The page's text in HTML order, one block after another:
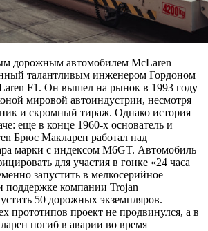
дорожным автомобилем McLaren
талантливым инженером Гордоном
F1. Он вышел на рынок в 1993 году
мировой автоиндустрии, несмотря
и скромный тираж. Однако история
еще в конце 1960-х основатель и
Брюс Макларен работал над
марки с индексом M6GT. Автомобиль
для участия в гонке «24 часа
запустить в мелкосерийное
поддержке компании Trojan
50 дорожных экземпляров.
прототипов проект не продвинулся, а в
погиб в аварии во время